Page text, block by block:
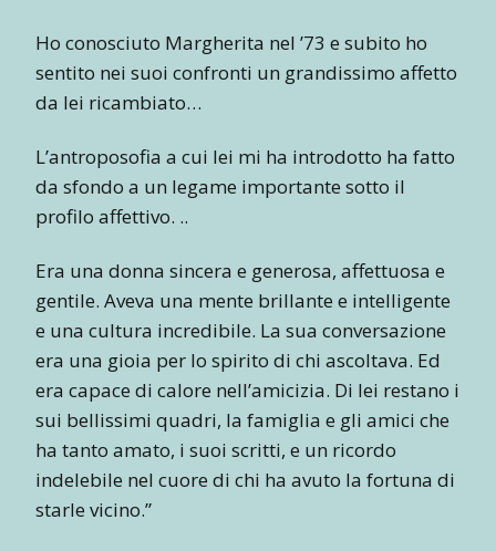
Ho conosciuto Margherita nel ’73 e subito ho
sentito nei suoi confronti un grandissimo affetto
da lei ricambiato…
L’antroposofia a cui lei mi ha introdotto ha fatto
da sfondo a un legame importante sotto il
profilo affettivo. ..
Era una donna sincera e generosa, affettuosa e
gentile. Aveva una mente brillante e intelligente
e una cultura incredibile. La sua conversazione
era una gioia per lo spirito di chi ascoltava. Ed
era capace di calore nell’amicizia. Di lei restano i
sui bellissimi quadri, la famiglia e gli amici che
ha tanto amato, i suoi scritti, e un ricordo
indelebile nel cuore di chi ha avuto la fortuna di
starle vicino.”